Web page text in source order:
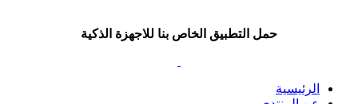
حمل التطبيق الخاص بنا للاجهزة الذكية
الرئيسية